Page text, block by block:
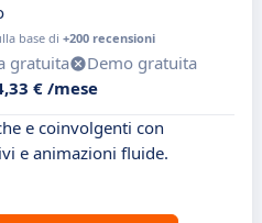
base di +200 recensioni
gratuita
Demo gratuita
€ /mese
e coinvolgenti con
e animazioni fluide.